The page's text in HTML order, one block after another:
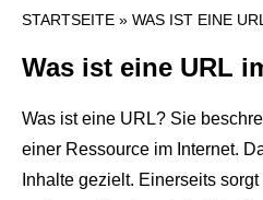
STARTSEITE » WAS IST EINE
Was ist eine URL
Was ist eine URL? Sie
einer Ressource im Internet.
Inhalte gezielt. Einerseits